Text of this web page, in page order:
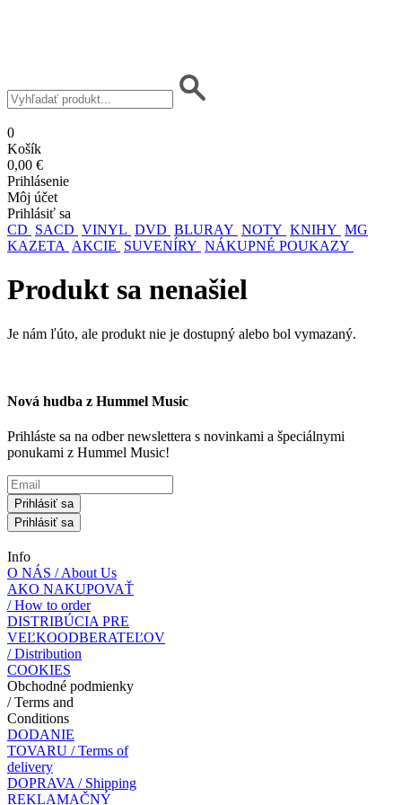
0
Košík
0,00 €
Prihlásenie
Môj účet
Prihlásiť sa
CD SACD VINYL DVD BLURAY NOTY KNIHY MG
KAZETA AKCIE SUVENÍRY NÁKUPNÉ POUKAZY
Produkt sa nenašiel
Je nám ľúto, ale produkt nie je dostupný alebo bol vymazaný.
Nová hudba z Hummel Music
Prihláste sa na odber newslettera s novinkami a špeciálnymi
ponukami z Hummel Music!
Prihlásiť sa
Prihlásiť sa
Info
O NÁS / About Us
AKO NAKUPOVAŤ
/ How to order
DISTRIBÚCIA PRE
VEĽKOODBERATEĽOV
/ Distribution
COOKIES
Obchodné podmienky
/ Terms and
Conditions
DODANIE
TOVARU / Terms of
delivery
DOPRAVA / Shipping
REKLAMAČNÝ